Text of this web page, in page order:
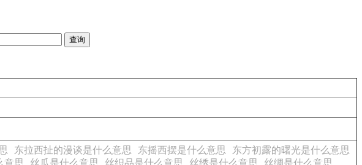
东拉西扯的漫谈是什么意思 东摇西摆是什么意思
东方初露的曙光是什么意思
意思 丝瓜是什么意思 丝织品是什么意思 丝绣是什么意思
丝绸是什么意思